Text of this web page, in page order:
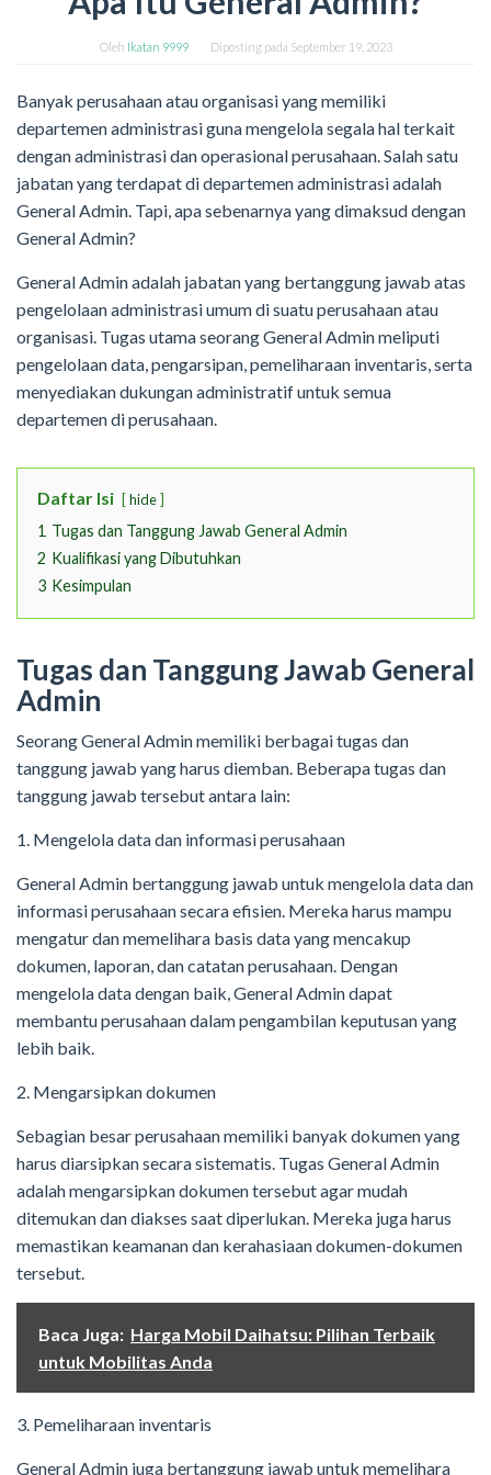
Oleh Ikatan 9999 Diposting pada September 19, 2023
Banyak perusahaan atau organisasi yang memiliki
departemen administrasi guna mengelola segala hal terkait
dengan administrasi dan operasional perusahaan. Salah satu
jabatan yang terdapat di departemen administrasi adalah
General Admin. Tapi, apa sebenarnya yang dimaksud dengan
General Admin?
General Admin adalah jabatan yang bertanggung jawab atas
pengelolaan administrasi umum di suatu perusahaan atau
organisasi. Tugas utama seorang General Admin meliputi
pengelolaan data, pengarsipan, pemeliharaan inventaris, serta
menyediakan dukungan administratif untuk semua
departemen di perusahaan.
Daftar Isi hide
1 Tugas dan Tanggung Jawab General Admin
2 Kualifikasi yang Dibutuhkan
3 Kesimpulan
Tugas dan Tanggung Jawab General
Admin
Seorang General Admin memiliki berbagai tugas dan
tanggung jawab yang harus diemban. Beberapa tugas dan
tanggung jawab tersebut antara lain:
1. Mengelola data dan informasi perusahaan
General Admin bertanggung jawab untuk mengelola data dan
informasi perusahaan secara efisien. Mereka harus mampu
mengatur dan memelihara basis data yang mencakup
dokumen, laporan, dan catatan perusahaan. Dengan
mengelola data dengan baik, General Admin dapat
membantu perusahaan dalam pengambilan keputusan yang
lebih baik.
2. Mengarsipkan dokumen
Sebagian besar perusahaan memiliki banyak dokumen yang
harus diarsipkan secara sistematis. Tugas General Admin
adalah mengarsipkan dokumen tersebut agar mudah
ditemukan dan diakses saat diperlukan. Mereka juga harus
memastikan keamanan dan kerahasiaan dokumen-dokumen
tersebut.
Baca Juga: Harga Mobil Daihatsu: Pilihan Terbaik
untuk Mobilitas Anda
3. Pemeliharaan inventaris
General Admin juga bertanggung jawab untuk memelihara